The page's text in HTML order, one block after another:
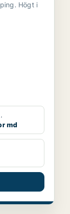
Högt i
md